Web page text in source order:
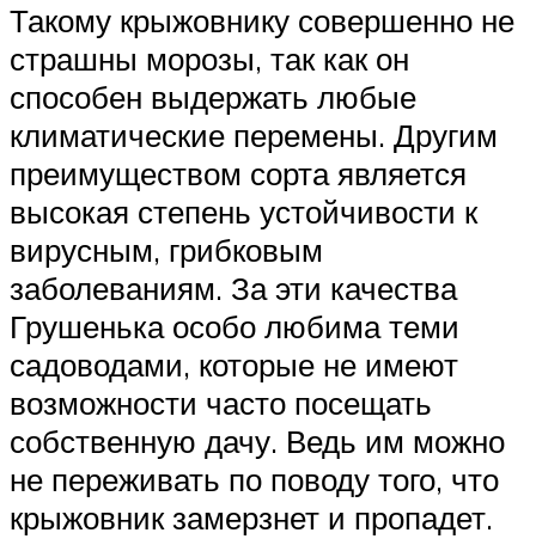
Такому крыжовнику совершенно не
страшны морозы, так как он
способен выдержать любые
климатические перемены. Другим
преимуществом сорта является
высокая степень устойчивости к
вирусным, грибковым
заболеваниям. За эти качества
Грушенька особо любима теми
садоводами, которые не имеют
возможности часто посещать
собственную дачу. Ведь им можно
не переживать по поводу того, что
крыжовник замерзнет и пропадет.